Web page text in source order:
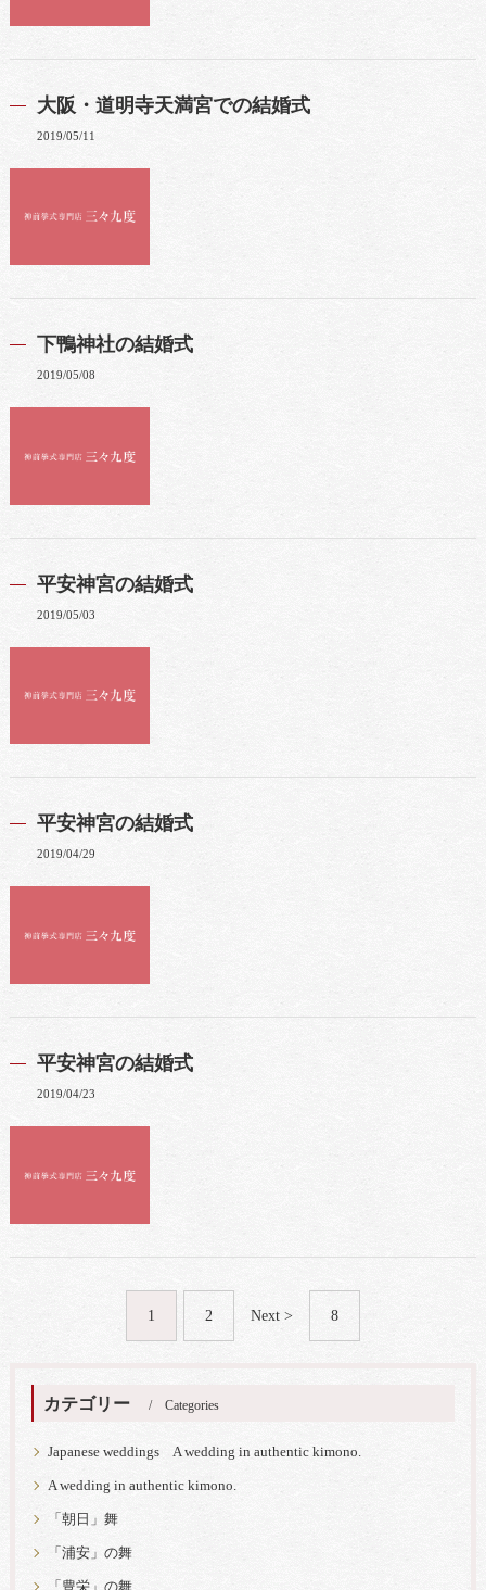
大阪・道明寺天満宮での結婚式
2019/05/11
下鴨神社の結婚式
2019/05/08
平安神宮の結婚式
2019/05/03
平安神宮の結婚式
2019/04/29
平安神宮の結婚式
2019/04/23
1 2 Next > 8
カテゴリー Categories
Japanese weddings A wedding in authentic kimono.
A wedding in authentic kimono.
「朝日」舞
「浦安」の舞
「豊栄」の舞